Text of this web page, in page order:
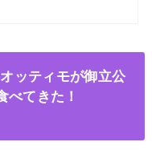
ッティモが御立公
べてきた！